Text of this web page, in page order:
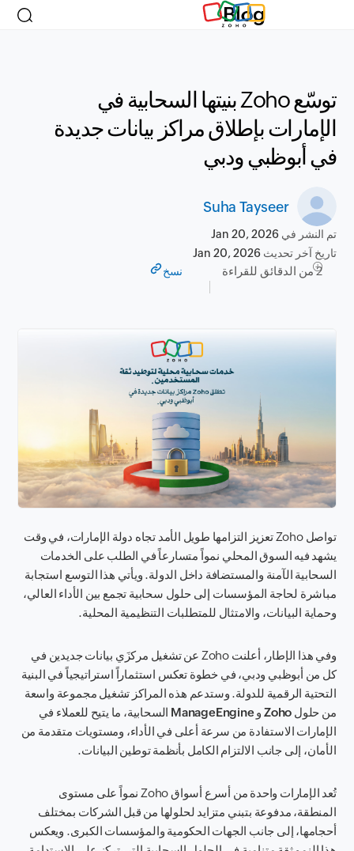
Blog
توسّع Zoho بنيتها السحابية في
الإمارات بإطلاق مراكز بيانات جديدة
في أبوظبي ودبي
Suha Tayseer
تم النشر فيJan 20, 2026
تاريخ آخر تحديثJan 20, 2026
2 من الدقائق للقراءة نسخ
تواصل Zoho تعزيز التزامها طويل الأمد تجاه دولة الإمارات، في وقت
يشهد فيه السوق المحلي نمواً متسارعاً في الطلب على الخدمات
السحابية الآمنة والمستضافة داخل الدولة. ويأتي هذا التوسع استجابة
مباشرة لحاجة المؤسسات إلى حلول سحابية تجمع بين الأداء العالي،
وحماية البيانات، والامتثال للمتطلبات التنظيمية المحلية.
وفي هذا الإطار، أعلنت Zoho عن تشغيل مركزَي بيانات جديدين في
كل من أبوظبي ودبي، في خطوة تعكس استثماراً استراتيجياً في البنية
التحتية الرقمية للدولة. وستدعم هذه المراكز تشغيل مجموعة واسعة
من حلول Zoho وManageEngine السحابية، ما يتيح للعملاء في
الإمارات الاستفادة من سرعة أعلى في الأداء، ومستويات متقدمة من
الأمان، إلى جانب الالتزام الكامل بأنظمة توطين البيانات.
تُعد الإمارات واحدة من أسرع أسواق Zoho نمواً على مستوى
المنطقة، مدفوعة بتبني متزايد لحلولها من قبل الشركات بمختلف
أحجامها، إلى جانب الجهات الحكومية والمؤسسات الكبرى. ويعكس